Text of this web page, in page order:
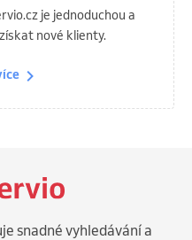
je jednoduchou a
nové klienty.
snadné vyhledávání a